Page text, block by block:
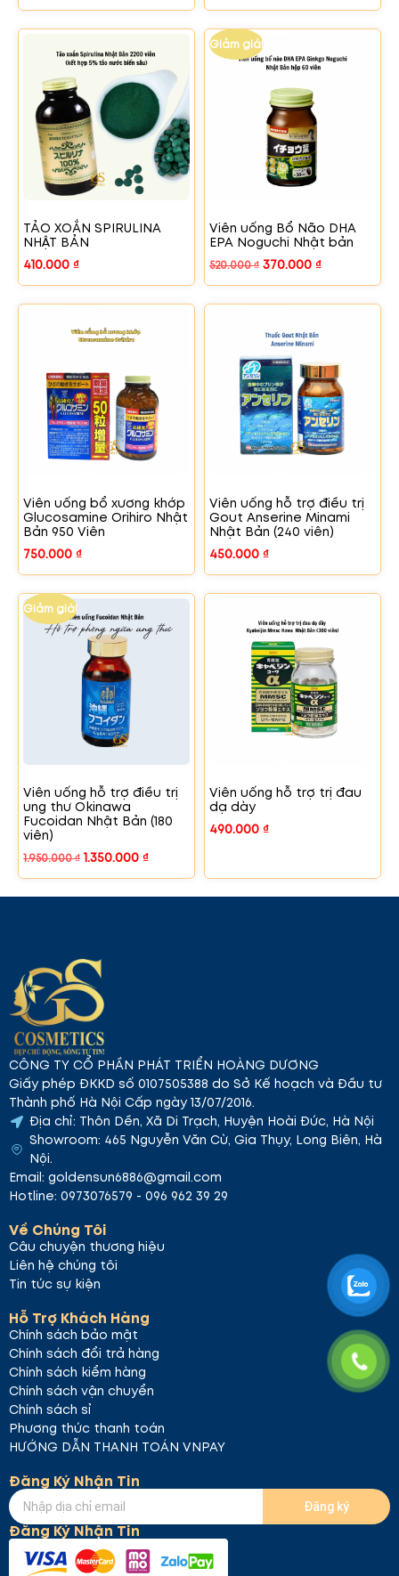
TẢO XOẮN SPIRULINA
NHẬT BẢN
410.000 ₫
Giảm giá!
Viên uống Bổ Não DHA
EPA Noguchi Nhật bản
520.000₫ 370.000 ₫
Viên uống bổ xương khớp
Glucosamine Orihiro Nhật
Bản 950 Viên
750.000 ₫
Viên uống hỗ trợ điều trị
Gout Anserine Minami
Nhật Bản (240 viên)
450.000 ₫
Giảm giá!
Viên uống hỗ trợ điều trị
ung thư Okinawa
Fucoidan Nhật Bản (180
viên)
1.950.000₫ 1.350.000 ₫
Viên uống hỗ trợ trị đau
dạ dày
490.000 ₫
CÔNG TY CỔ PHẦN PHÁT TRIỂN HOÀNG DƯƠNG
Giấy phép ĐKKD số 0107505388 do Sở Kế hoạch và Đầu tư
Thành phố Hà Nội Cấp ngày 13/07/2016.
Địa chỉ: Thôn Dền, Xã Di Trạch, Huyện Hoài Đức, Hà Nội
Showroom: 465 Nguyễn Văn Cừ, Gia Thụy, Long Biên, Hà
Nội.
Email: goldensun6886@gmail.com
Hotline: 0973076579 - 096 962 39 29
Về Chúng Tôi
Câu chuyện thương hiệu
Liên hệ chúng tôi
Tin tức sự kiện
Hỗ Trợ Khách Hàng
Chính sách bảo mật
Chính sách đổi trả hàng
Chính sách kiểm hàng
Chính sách vận chuyển
Chính sách sỉ
Phương thức thanh toán
HƯỚNG DẪN THANH TOÁN VNPAY
Đăng Ký Nhận Tin
Đăng ký
Đăng Ký Nhận Tin